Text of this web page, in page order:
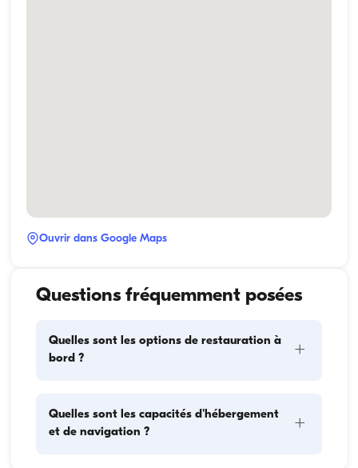
Ouvrir dans Google Maps
Questions fréquemment posées
Quelles sont les options de restauration à
bord ?
+
éléments principaux : l'approvisionnement et la
préparation des repas. Pour l'approvisionnement, les
Quelles sont les capacités d'hébergement
et de navigation ?
+